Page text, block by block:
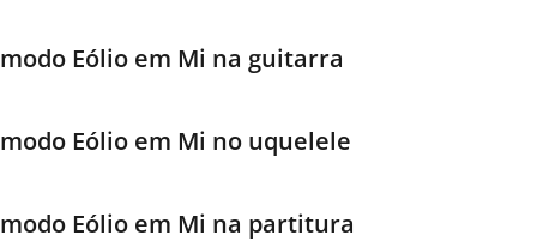
modo Eólio em Mi na guitarra
modo Eólio em Mi no uquelele
modo Eólio em Mi na partitura